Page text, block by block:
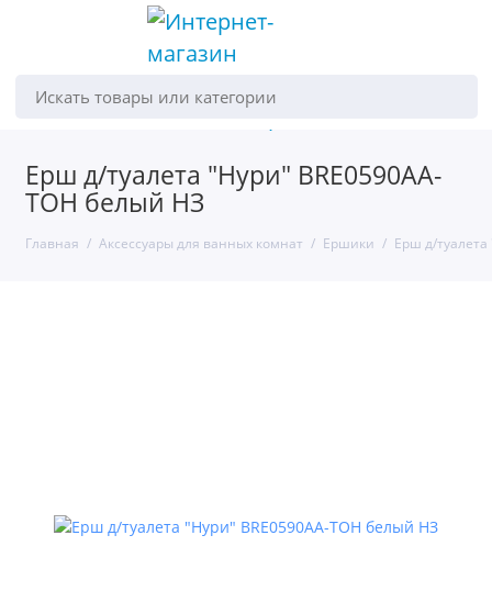
Искать товары или категории
Ерш д/туалета "Нури" BRE0590AA-
TOH белый НЗ
Главная Аксессуары для ванных комнат Ершики Ерш д/